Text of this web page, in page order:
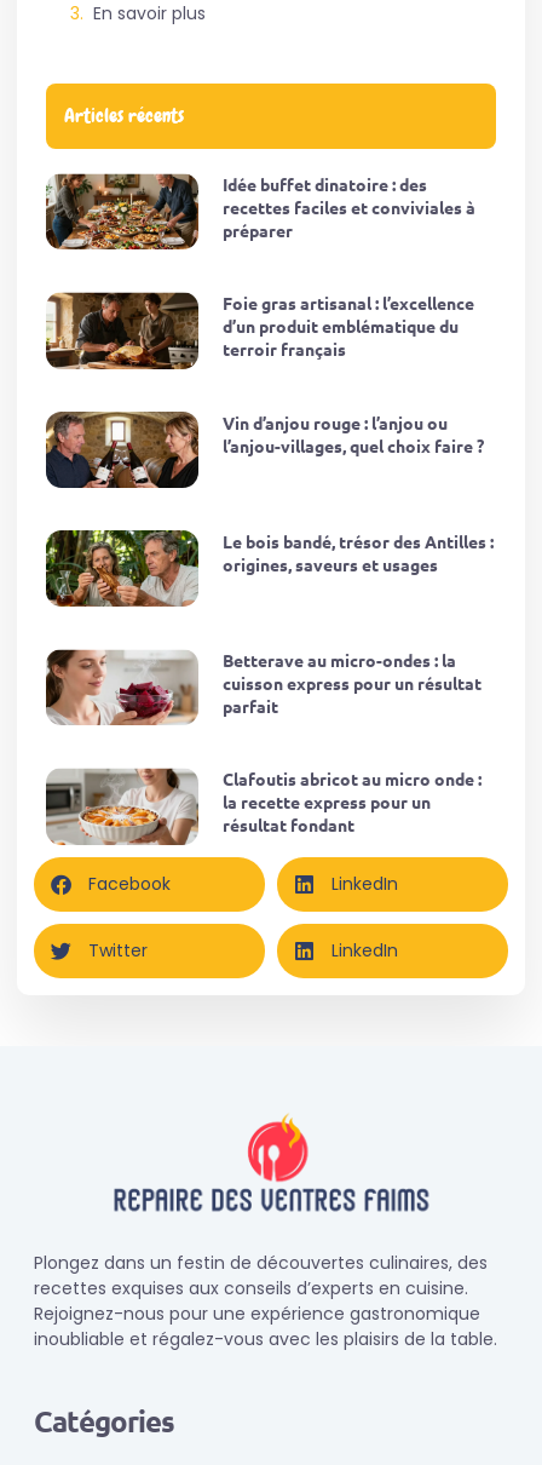
En savoir plus
Articles récents
Idée buffet dinatoire : des
recettes faciles et conviviales à
préparer
Foie gras artisanal : l’excellence
d’un produit emblématique du
terroir français
Vin d’anjou rouge : l’anjou ou
l’anjou-villages, quel choix faire ?
Le bois bandé, trésor des Antilles :
origines, saveurs et usages
Betterave au micro-ondes : la
cuisson express pour un résultat
parfait
Clafoutis abricot au micro onde :
la recette express pour un
résultat fondant
Facebook LinkedIn
Twitter LinkedIn
Plongez dans un festin de découvertes culinaires, des
recettes exquises aux conseils d’experts en cuisine.
Rejoignez-nous pour une expérience gastronomique
inoubliable et régalez-vous avec les plaisirs de la table.
Catégories